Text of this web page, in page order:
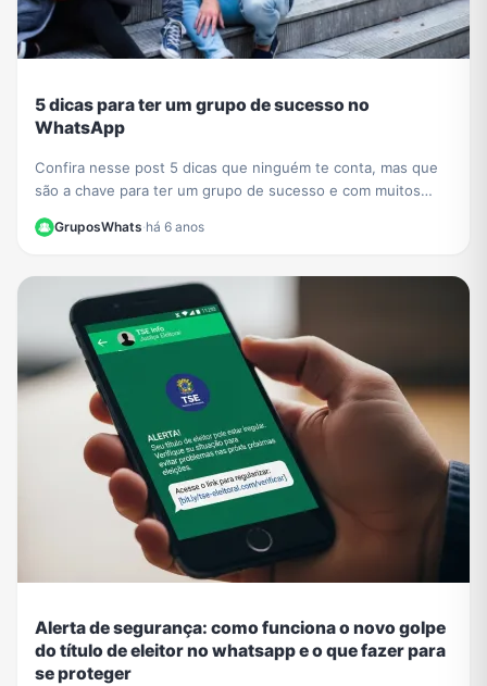
5 dicas para ter um grupo de sucesso no
WhatsApp
Confira nesse post 5 dicas que ninguém te conta, mas que
são a chave para ter um grupo de sucesso e com muitos
GruposWhats·há 6 anos
Alerta de segurança: como funciona o novo golpe
do título de eleitor no whatsapp e o que fazer para
se proteger